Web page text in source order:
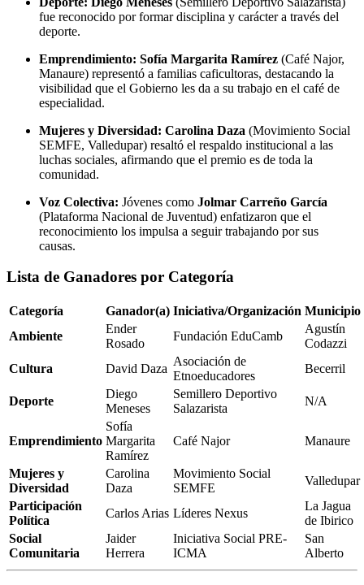
fue reconocido por formar disciplina y carácter a través del
deporte.
Emprendimiento: Sofía Margarita Ramírez (Café Najor,
Manaure) representó a familias caficultoras, destacando la
visibilidad que el Gobierno les da a su trabajo en el café de
especialidad.
Mujeres y Diversidad: Carolina Daza (Movimiento Social
SEMFE, Valledupar) resaltó el respaldo institucional a las
luchas sociales, afirmando que el premio es de toda la
comunidad.
Voz Colectiva: Jóvenes como Jolmar Carreño García
(Plataforma Nacional de Juventud) enfatizaron que el
reconocimiento los impulsa a seguir trabajando por sus
causas.
Lista de Ganadores por Categoría
Categoría Ganador(a) Iniciativa/Organización Municipio
Ambiente
Ender
Rosado
Fundación EduCamb
Agustín
Codazzi
Cultura
David Daza
Asociación de
Etnoeducadores
Becerril
Deporte
Diego
Meneses
Semillero Deportivo
Salazarista
N/A
Emprendimiento
Sofía
Margarita
Ramírez
Café Najor Manaure
Mujeres y
Diversidad
Carolina
Daza
Movimiento Social
SEMFE
Valledupar
Participación
Política
Carlos Arias Líderes Nexus
La Jagua
de Ibirico
Social
Comunitaria
Jaider
Herrera
Iniciativa Social PRE-
ICMA
San
Alberto